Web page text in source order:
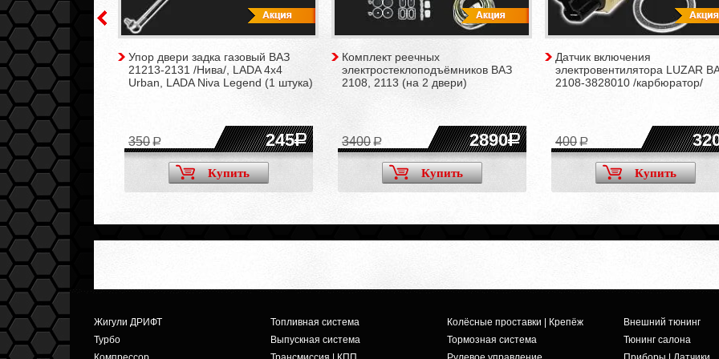
для
(шлицевое
4165
Упор двери задка газовый ВАЗ
21213-2131 /Нива/, LADA 4x4
Urban, LADA Niva Legend (1 штука)
245
350
Купить
Комплект реечных
электростеклоподъёмников ВАЗ
2108, 2113 (на 2 двери)
2890
3400
Купить
Датчик включения
электровентилятора LUZAR
2108-3828010 /карбюратор/
400
Купить
Жигули ДРИФТ
Турбо
Топливная система
Выпускная система
Колёсные проставки | Крепёж
Тормозная система
Внешний тюнинг
Тюнинг салона